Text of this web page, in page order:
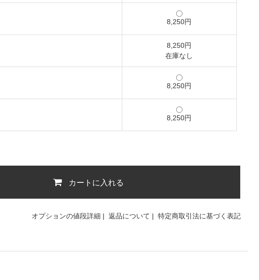
8,250円
8,250円
在庫なし
8,250円
8,250円
カートに入れる
オプションの値段詳細 | 返品について | 特定商取引法に基づく表記